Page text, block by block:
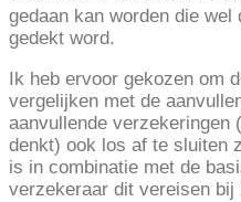
gedaan kan worden die
gedekt word.
Ik heb ervoor gekozen om
vergelijken met de
aanvullende verzekeringen
denkt) ook los af te sluiten
is in combinatie met de
verzekeraar dit vereisen bij